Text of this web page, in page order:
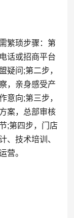
繁琐步骤：第
话或招商平台
疑问;第二步，
，亲身感受产
意向;第三步，
案，总部审核
;第四步，门店
、技术培训、
营。